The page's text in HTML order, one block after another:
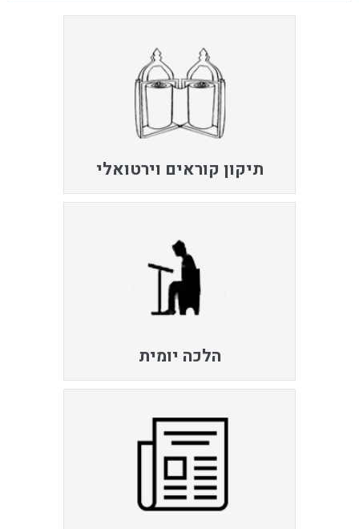
תיקון קוראים וירטואלי
הלכה יומית